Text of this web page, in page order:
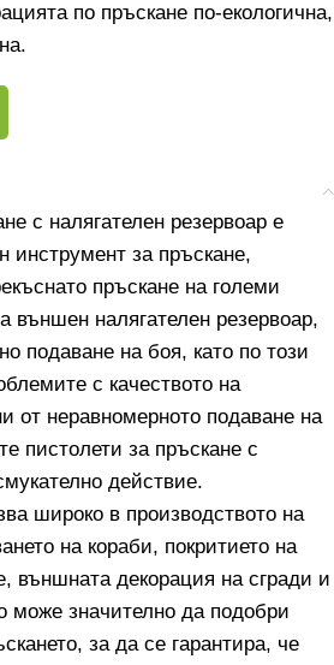
по пръскане по-екологична,
с налягателен резервоар е
инструмент за пръскане,
пръскане на големи
външен налягателен резервоар,
подаване на боя, като по този
с качеството на
от неравномерното подаване на
пистолети за пръскане с
действие.
широко в производството на
на кораби, покритието на
външната декорация на сгради и
може значително да подобри
за да се гарантира, че